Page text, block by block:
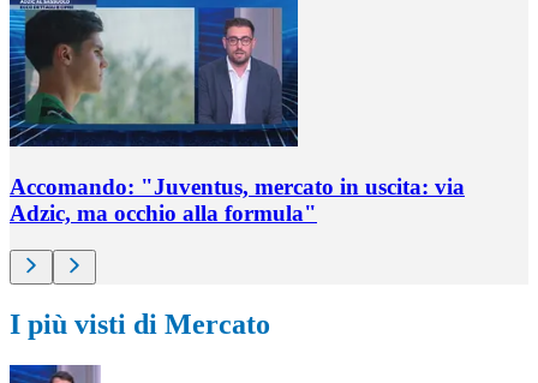
Accomando: "Juventus, mercato in uscita: via
Adzic, ma occhio alla formula"
I più visti di Mercato